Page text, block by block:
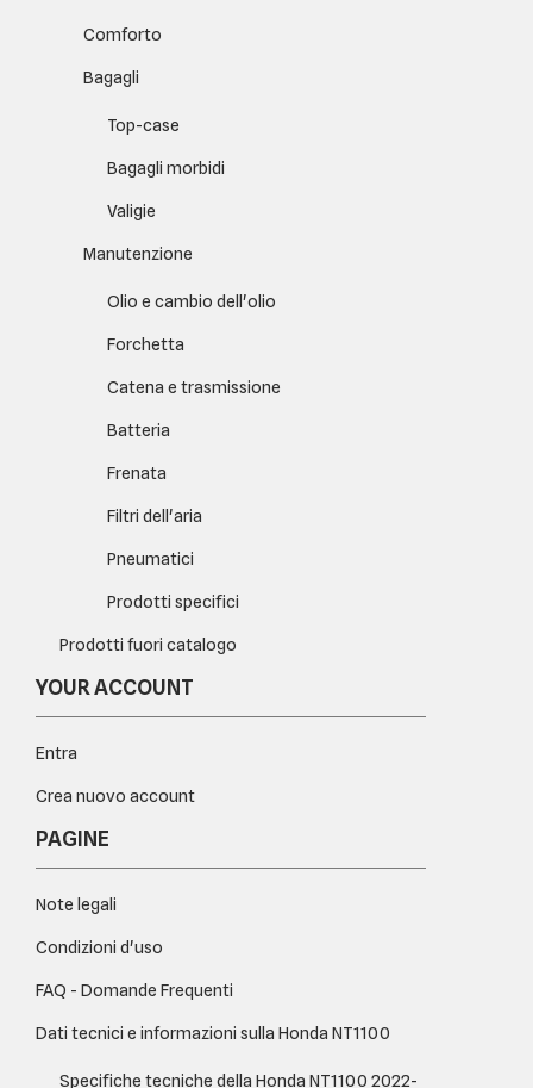
Comforto
Bagagli
Top-case
Bagagli morbidi
Valigie
Manutenzione
Olio e cambio dell'olio
Forchetta
Catena e trasmissione
Batteria
Frenata
Filtri dell'aria
Pneumatici
Prodotti specifici
Prodotti fuori catalogo
YOUR ACCOUNT
Entra
Crea nuovo account
PAGINE
Note legali
Condizioni d'uso
FAQ - Domande Frequenti
Dati tecnici e informazioni sulla Honda NT1100
Specifiche tecniche della Honda NT1100 2022-